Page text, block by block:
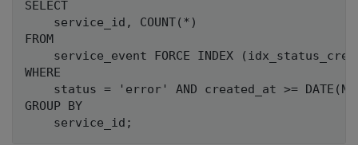
SELECT
    service_id, COUNT(*)
FROM
service_event FORCE INDEX
WHERE
status = 'error' AND created_at >=
GROUP BY